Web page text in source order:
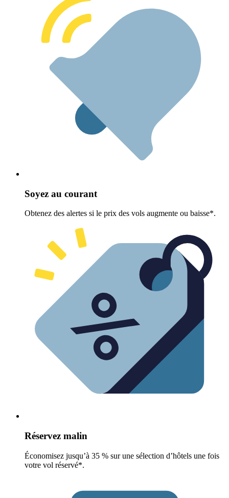
Soyez au courant
Obtenez des alertes si le prix des vols augmente ou baisse*.
Réservez malin
Économisez jusqu’à 35 % sur une sélection d’hôtels une fois
votre vol réservé*.